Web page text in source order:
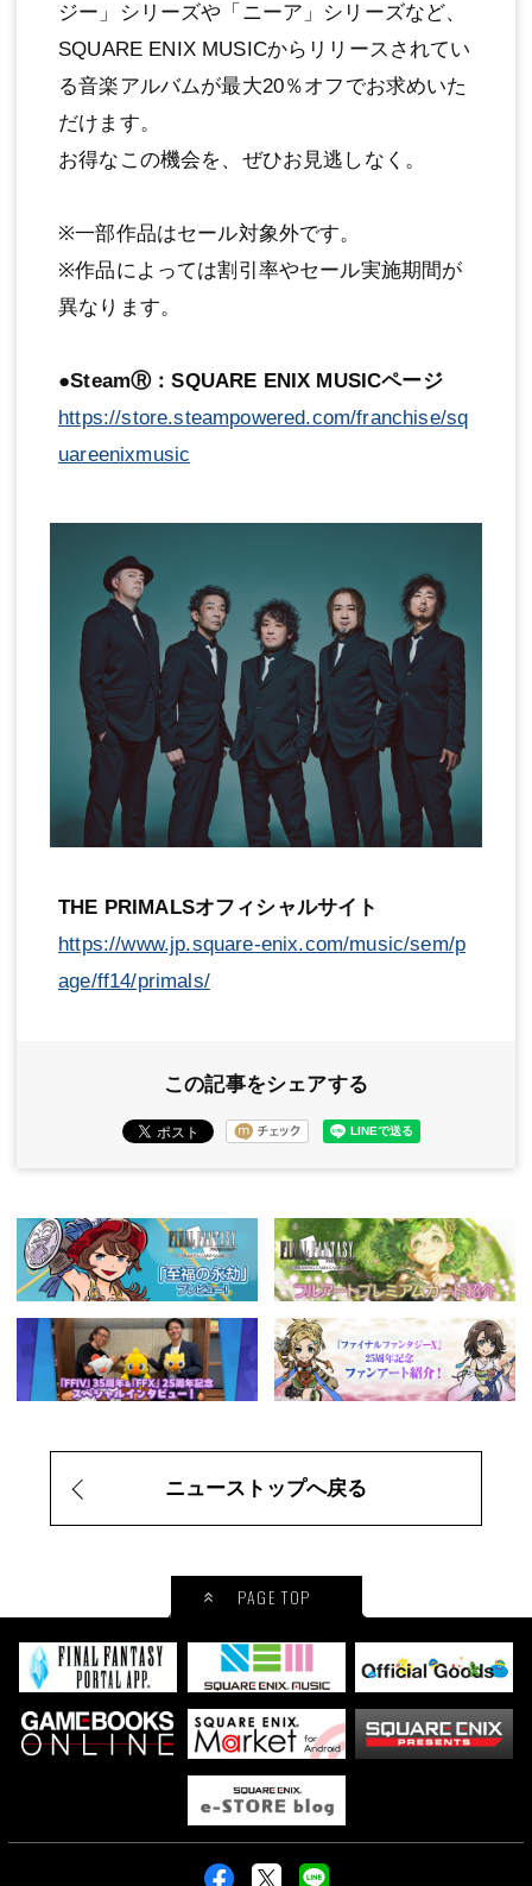
ジー」シリーズや「ニーア」シリーズなど、
SQUARE ENIX MUSICからリリースされてい
る音楽アルバムが最大20％オフでお求めいた
だけます。
お得なこの機会を、ぜひお見逃しなく。
※一部作品はセール対象外です。
※作品によっては割引率やセール実施期間が
異なります。
●SteamⓇ：SQUARE ENIX MUSICページ
https://store.steampowered.com/franchise/sq
uareenixmusic
THE PRIMALSオフィシャルサイト
https://www.jp.square-enix.com/music/sem/p
age/ff14/primals/
この記事をシェアする
ニューストップへ戻る
PAGE TOP